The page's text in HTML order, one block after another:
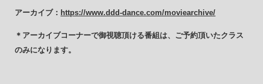
アーカイブ： https://www.ddd-dance.com/moviearchive/
＊アーカイブコーナーで御視聴頂ける番組は、ご予約頂いたクラス
のみになります。